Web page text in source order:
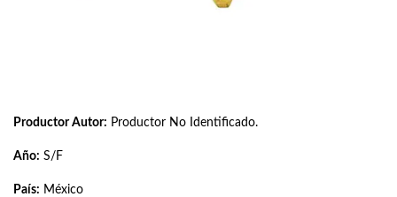
Productor Autor: Productor No Identificado.
Año: S/F
País: México